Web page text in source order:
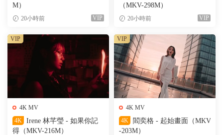
M）
20小時前 VIP
（MKV-298M）
20小時前 VIP
4K MV
4K
Irene 林芊瑩 - 如果你記
得（MKV-216M）
VIP
4K MV
4K
閻奕格 - 起始畫面（MKV
-203M）
VIP